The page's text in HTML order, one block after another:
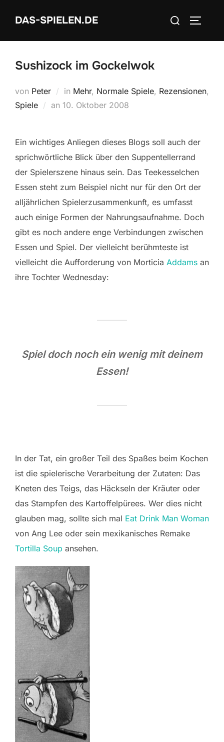
InhaltDAS-SPIELEN.DE
Suchen
Sushizock im Gockelwok
von Peter in Mehr, Normale Spiele, Rezensionen,
Spiele
an Veröffentlicht
10. Oktober 2008
Ein wichtiges Anliegen dieses Blogs soll auch der
sprichwörtliche Blick über den Suppentellerrand
der Spielerszene hinaus sein. Das Teekesselchen
Essen steht zum Beispiel nicht nur für den Ort der
alljährlichen Spielerzusammenkunft, es umfasst
auch einige Formen der Nahrungsaufnahme. Doch
gibt es noch andere enge Verbindungen zwischen
Essen und Spiel. Der vielleicht berühmteste ist
vielleicht die Aufforderung von Morticia Addams an
ihre Tochter Wednesday:
Spiel doch noch ein wenig mit deinem
Essen!
In der Tat, ein großer Teil des Spaßes beim Kochen
ist die spielerische Verarbeitung der Zutaten: Das
Kneten des Teigs, das Häckseln der Kräuter oder
das Stampfen des Kartoffelpürees. Wer dies nicht
glauben mag, sollte sich mal Eat Drink Man Woman
von Ang Lee oder sein mexikanisches Remake
Tortilla Soup ansehen.